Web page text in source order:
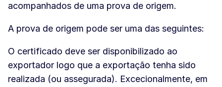
acompanhados de uma prova de origem.
A prova de origem pode ser uma das seguintes:
O certificado deve ser disponibilizado ao
exportador logo que a exportação tenha sido
realizada (ou assegurada). Excecionalmente, em